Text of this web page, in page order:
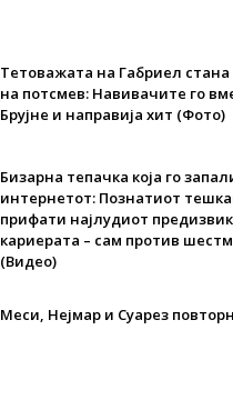
Тетоважата на Габриел
на потсмев: Навивачите го
Брујне и направија хит (Фото)
Бизарна тепачка која го
интернетот: Познатиот
прифати најлудиот
кариерата – сам против
(Видео)
Меси, Нејмар и Суарез